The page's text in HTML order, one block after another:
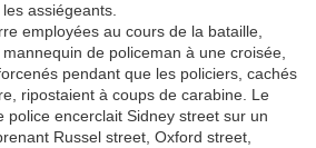
assiégeants.
employées au cours de la bataille,
de policeman à une croisée,
pendant que les policiers, cachés
ripostaient à coups de carabine. Le
police encerclait Sidney street sur un
Russel street, Oxford street,